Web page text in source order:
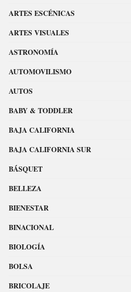
ARTES ESCÉNICAS
ARTES VISUALES
ASTRONOMÍA
AUTOMOVILISMO
AUTOS
BABY & TODDLER
BAJA CALIFORNIA
BAJA CALIFORNIA SUR
BÁSQUET
BELLEZA
BIENESTAR
BINACIONAL
BIOLOGÍA
BOLSA
BRICOLAJE